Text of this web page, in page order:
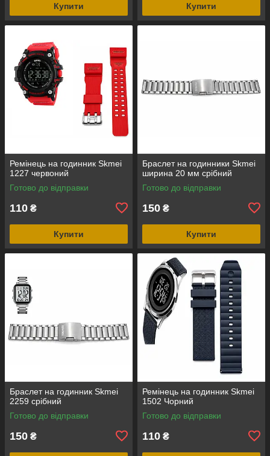
Купити Купити
Ремінець на годинник Skmei
1227 червоний
Готово до відправки
110 ₴
Купити
Браслет на годинники Skmei
ширина 20 мм срібний
Готово до відправки
150 ₴
Купити
Браслет на годинник Skmei
2259 срібний
Готово до відправки
150 ₴
Ремінець на годинник Skmei
1502 Чорний
Готово до відправки
110 ₴